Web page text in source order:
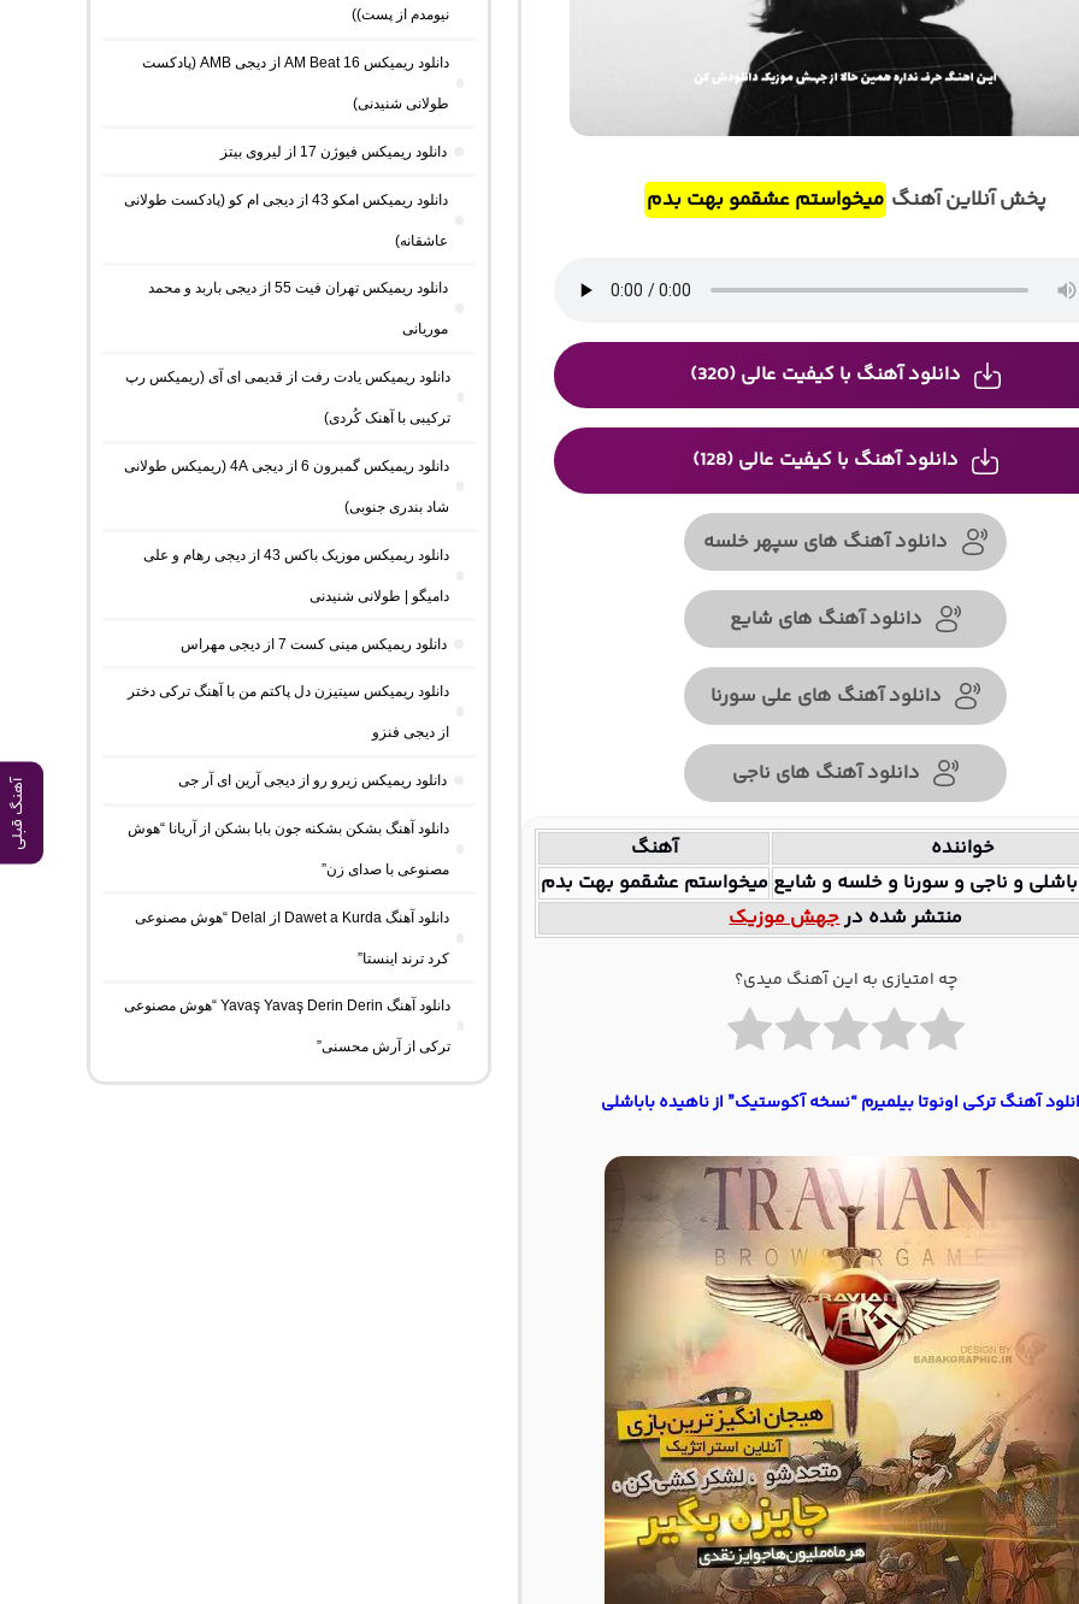
آهنگ قبلی
پخش آنلاین آهنگ میخواستم عشقمو بهت بدم
دانلود آهنگ با کیفیت عالی (320)
دانلود آهنگ با کیفیت عالی (128)
دانلود آهنگ های سپهر خلسه
دانلود آهنگ های شایع
دانلود آهنگ های علی سورنا
دانلود آهنگ های ناجی
خواننده
آهنگ
و ناجی و سورنا و خلسه و شایع میخواستم عشقمو بهت بدم
منتشر شده درجهش موزیک
چه امتیازی به این آهنگ میدی؟
آهنگ ترکی اونوتا بیلمیرم “نسخه آکوستیک” از ناهیده باباشلی
نیومدم از پست))
دانلود ریمیکس AM Beat 16 از دیجی AMB (پادکست
طولانی شنیدنی)
دانلود ریمیکس فیوژن 17 از لیروی بیتز
دانلود ریمیکس امکو 43 از دیجی ام کو (پادکست طولانی
عاشقانه)
دانلود ریمیکس تهران فیت 55 از دیجی باربد و محمد
موریانی
دانلود ریمیکس یادت رفت از قدیمی ای آی (ریمیکس رپ
ترکیبی با آهنک کُردی)
دانلود ریمیکس گمبرون 6 از دیجی 4A (ریمیکس طولانی
شاد بندری جنوبی)
دانلود ریمیکس موزیک باکس 43 از دیجی رهام و علی
دامیگو | طولانی شنیدنی
دانلود ریمیکس مینی کست 7 از دیجی مهراس
دانلود ریمیکس سیتیزن دل پاکتم من با آهنگ ترکی دختر
از دیجی فنزو
دانلود ریمیکس زیرو رو از دیجی آرین ای آر جی
دانلود آهنگ بشکن بشکنه جون بابا بشکن از آریانا “هوش
مصنوعی با صدای زن”
دانلود آهنگ Dawet a Kurda از Delal “هوش مصنوعی
کرد ترند اینستا”
دانلود آهنگ Yavaş Yavaş Derin Derin “هوش مصنوعی
ترکی از آرش محسنی”